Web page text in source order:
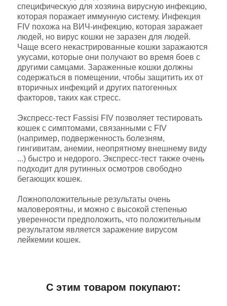
специфическую для хозяина вирусную инфекцию,
которая поражает иммунную систему. Инфекция
FIV похожа на ВИЧ-инфекцию, которая заражает
людей, но вирус кошки не заразен для людей.
Чаще всего некастрированные кошки заражаются
укусами, которые они получают во время боев с
другими самцами. Зараженные кошки должны
содержаться в помещении, чтобы защитить их от
вторичных инфекций и других патогенных
факторов, таких как стресс.
Экспресс-тест Fassisi FIV позволяет тестировать
кошек с симптомами, связанными с FIV
(например, подверженность болезням,
гингивитам, анемии, неопрятному внешнему виду
...) быстро и недорого. Экспресс-тест также очень
подходит для рутинных осмотров свободно
бегающих кошек.
Ложноположительные результаты очень
маловероятны, и можно с высокой степенью
уверенности предположить, что положительным
результатом является заражение вирусом
лейкемии кошек.
С этим товаром покупают: